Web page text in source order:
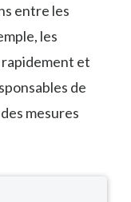
entre les
les
et
de
mesures